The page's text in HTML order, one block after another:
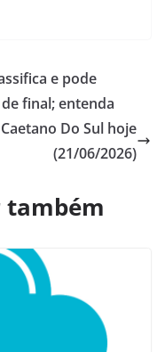
e pode
final; entenda
Do Sul hoje
(21/06/2026)
também